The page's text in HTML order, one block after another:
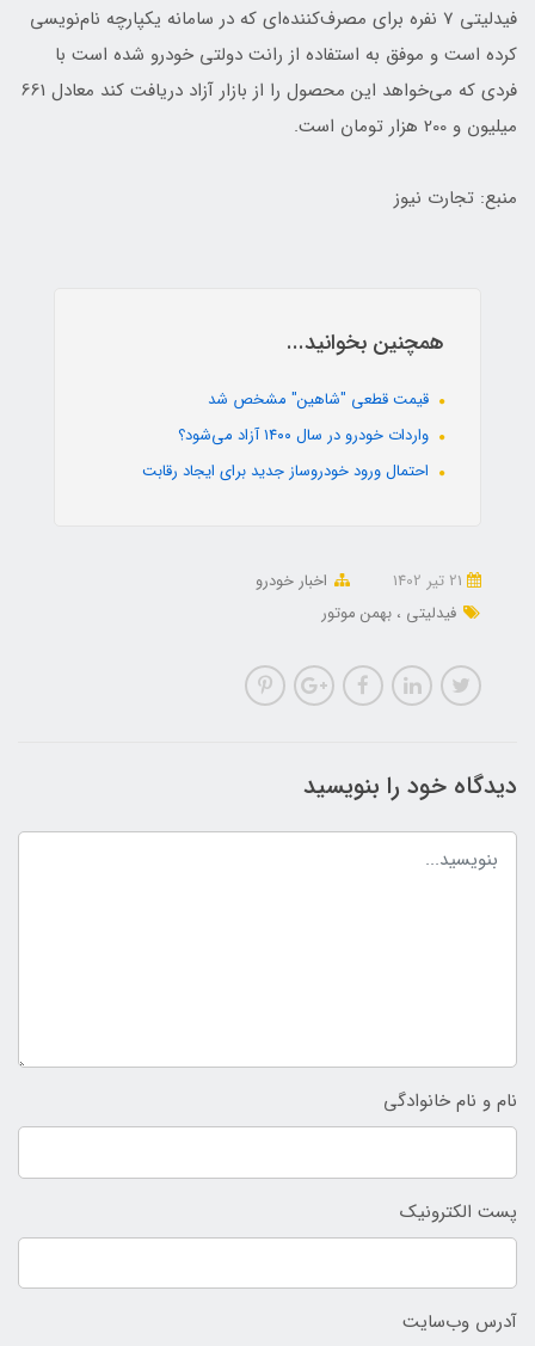
فیدلیتی 7 نفره برای مصرف‌کننده‌ای که در سامانه یکپارچه نام‌نویسی
کرده است و موفق به استفاده از رانت دولتی خودرو شده است با
فردی که می‌خواهد این محصول را از بازار آزاد دریافت کند معادل 661
میلیون و 200 هزار تومان است.
منبع: تجارت نیوز
همچنین بخوانید...
قیمت قطعی "شاهین" مشخص شد
واردات خودرو در سال ۱۴۰۰ آزاد می‌شود؟
احتمال ورود خودروساز جدید برای ایجاد رقابت
اخبار خودرو
فیدلیتی
بهمن موتور
دیدگاه خود را بنویسید
نام و نام خانوادگی
پست الکترونیک
آدرس وب‌سایت